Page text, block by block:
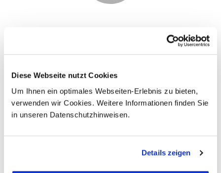
Diese Webseite nutzt Cookies
Um Ihnen ein optimales Webseiten-Erlebnis zu bieten,
verwenden wir Cookies. Weitere Informationen finden Sie
in unseren Datenschutzhinweisen.
Details zeigen